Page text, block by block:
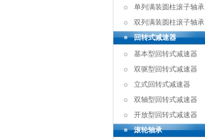
单列满装圆柱滚子轴承
双列满装圆柱滚子轴承
回转式减速器
基本型回转式减速器
双驱型回转式减速器
立式回转式减速器
双轴型回转式减速器
开放型回转式减速器
滚轮轴承